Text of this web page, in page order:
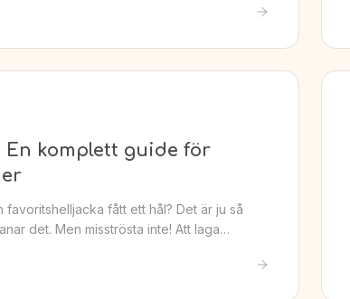
komplett guide för
fått ett hål? Det är ju så
det. Men misströsta inte! Att laga…